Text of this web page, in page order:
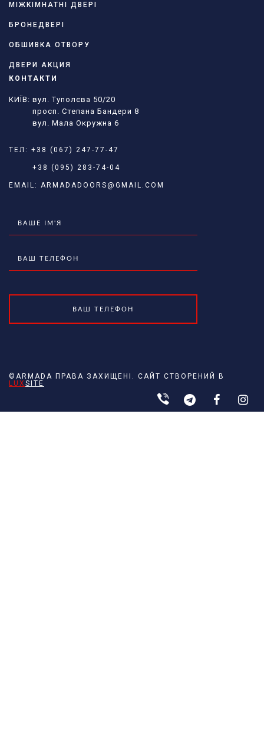
МІЖКІМНАТНІ ДВЕРІ
БРОНЕДВЕРІ
ОБШИВКА ОТВОРУ
ДВЕРИ АКЦИЯ
КОНТАКТИ
КИЇВ: вул. Туполєва 50/20
просп. Степана Бандери 8
вул. Мала Окружна 6
ТЕЛ: +38 (067) 247-77-47
+38 (095) 283-74-04
EMAIL: ARMADADOORS@GMAIL.COM
©ARMADA ПРАВА ЗАХИЩЕНІ. САЙТ СТВОРЕНИЙ В
LUX SITE